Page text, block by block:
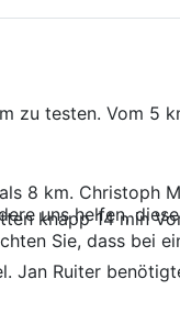
zu testen. Vom 5
8 km. Christoph
knapp 14 min
Jan Ruiter
uns helfen,
Sie, dass bei